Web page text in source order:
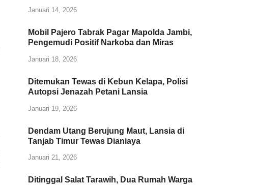
Januari 14, 2026
Mobil Pajero Tabrak Pagar Mapolda Jambi,
Pengemudi Positif Narkoba dan Miras
Januari 18, 2026
Ditemukan Tewas di Kebun Kelapa, Polisi
Autopsi Jenazah Petani Lansia
Januari 19, 2026
Dendam Utang Berujung Maut, Lansia di
Tanjab Timur Tewas Dianiaya
Januari 21, 2026
Ditinggal Salat Tarawih, Dua Rumah Warga